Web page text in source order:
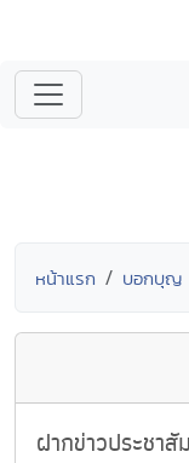
หน้าแรก บอกบุญ
ฝากข่าวประชา